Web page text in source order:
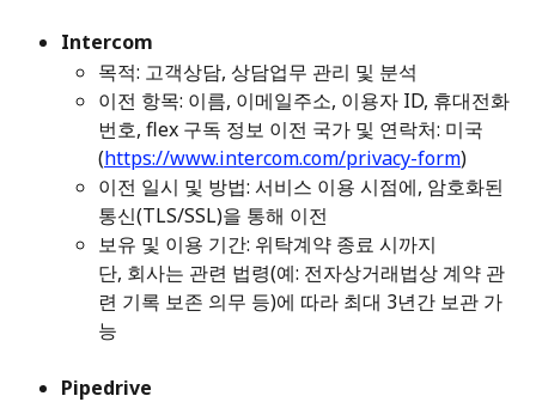
Intercom
목적: 고객상담, 상담업무 관리 및 분석
이전 항목: 이름, 이메일주소, 이용자 ID, 휴대전화
번호, flex 구독 정보 이전 국가 및 연락처: 미국
(https://www.intercom.com/privacy-form)
이전 일시 및 방법: 서비스 이용 시점에, 암호화된
통신(TLS/SSL)을 통해 이전
보유 및 이용 기간: 위탁계약 종료 시까지
단, 회사는 관련 법령(예: 전자상거래법상 계약 관
련 기록 보존 의무 등)에 따라 최대 3년간 보관 가
능
Pipedrive